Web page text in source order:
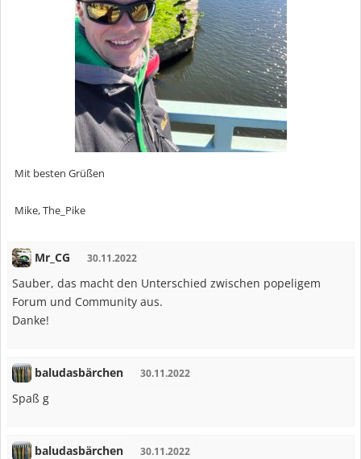
Mit besten Grüßen
Mike, The_Pike
Mr_CG 30.11.2022
Sauber, das macht den Unterschied zwischen popeligem
Forum und Community aus.
Danke!
baludasbärchen 30.11.2022
Spaß g
baludasbärchen 30.11.2022